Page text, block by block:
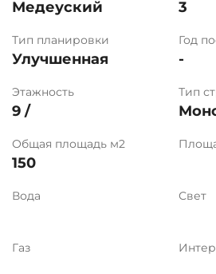
Медеуский 3
Тип планировки
Улучшенная
Год
-
Этажность
9 /
Тип
Общая площадь м2
150
Вода Свет
Газ